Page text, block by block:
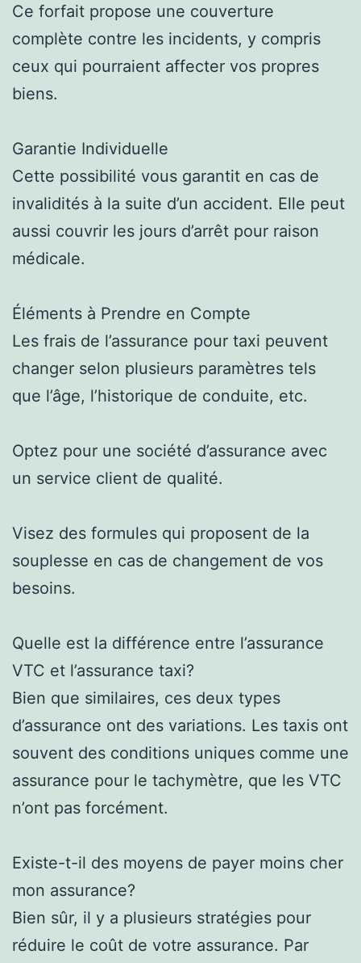
Ce forfait propose une couverture
complète contre les incidents, y compris
ceux qui pourraient affecter vos propres
biens.
Garantie Individuelle
Cette possibilité vous garantit en cas de
invalidités à la suite d’un accident. Elle peut
aussi couvrir les jours d’arrêt pour raison
médicale.
Éléments à Prendre en Compte
Les frais de l’assurance pour taxi peuvent
changer selon plusieurs paramètres tels
que l’âge, l’historique de conduite, etc.
Optez pour une société d’assurance avec
un service client de qualité.
Visez des formules qui proposent de la
souplesse en cas de changement de vos
besoins.
Quelle est la différence entre l’assurance
VTC et l’assurance taxi?
Bien que similaires, ces deux types
d’assurance ont des variations. Les taxis ont
souvent des conditions uniques comme une
assurance pour le tachymètre, que les VTC
n’ont pas forcément.
Existe-t-il des moyens de payer moins cher
mon assurance?
Bien sûr, il y a plusieurs stratégies pour
réduire le coût de votre assurance. Par